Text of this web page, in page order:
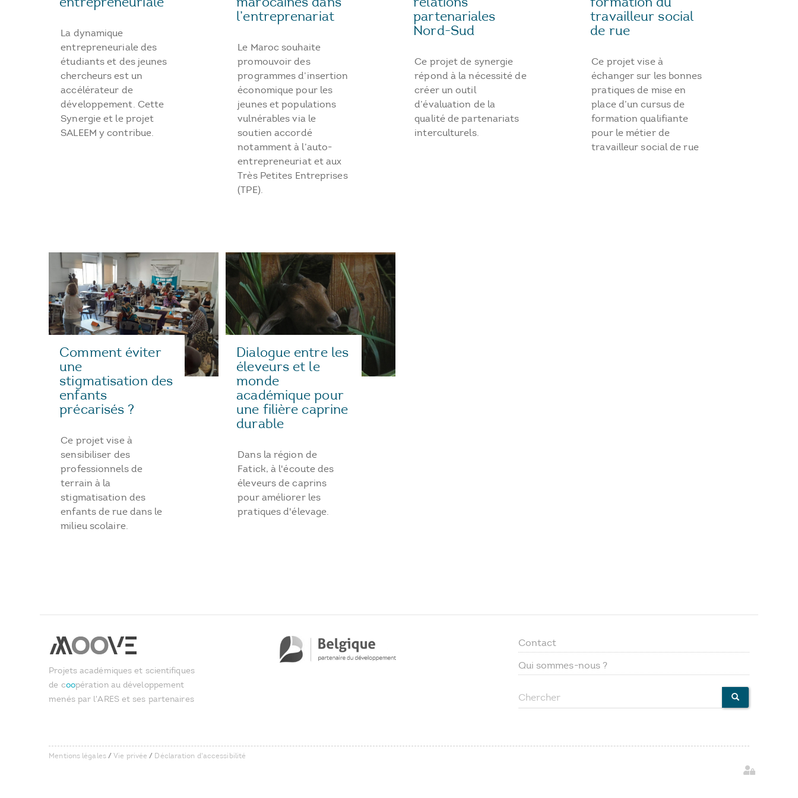
La dynamique
entrepreneuriale des
étudiants et des jeunes
chercheurs est un
accélérateur de
développement. Cette
Synergie et le projet
SALEEM y contribue.
l’entreprenariat
Le Maroc souhaite
promouvoir des
programmes d’insertion
économique pour les
jeunes et populations
vulnérables via le
soutien accordé
notamment à l’auto-
entrepreneuriat et aux
Très Petites Entreprises
(TPE).
partenariales
Nord-Sud
Ce projet de synergie
répond à la nécessité de
créer un outil
d’évaluation de la
qualité de partenariats
interculturels.
travailleur social
de rue
Ce projet vise à
échanger sur les bonnes
pratiques de mise en
place d’un cursus de
formation qualifiante
pour le métier de
travailleur social de rue
Comment éviter
une
stigmatisation des
enfants
précarisés ?
Ce projet vise à
sensibiliser des
professionnels de
terrain à la
stigmatisation des
enfants de rue dans le
milieu scolaire.
Dialogue entre les
éleveurs et le
monde
académique pour
une filière caprine
durable
Dans la région de
Fatick, à l'écoute des
éleveurs de caprins
pour améliorer les
pratiques d'élevage.
Projets académiques et scientifiques
de coopération au développement
menés par l'ARES et ses partenaires
Footer
menu
Contact
Qui sommes-nous ?
Chercher CHERCHER
Mentions légales/Vie privée / Déclaration d'accessibilité